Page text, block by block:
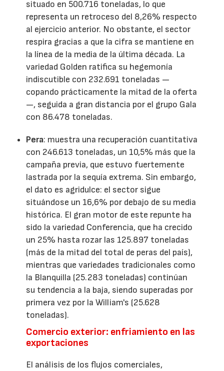
situado en 500.716 toneladas, lo que
representa un retroceso del 8,26% respecto
al ejercicio anterior. No obstante, el sector
respira gracias a que la cifra se mantiene en
la línea de la media de la última década. La
variedad Golden ratifica su hegemonía
indiscutible con 232.691 toneladas —
copando prácticamente la mitad de la oferta
—, seguida a gran distancia por el grupo Gala
con 86.478 toneladas.
Pera: muestra una recuperación cuantitativa
con 246.613 toneladas, un 10,5% más que la
campaña previa, que estuvo fuertemente
lastrada por la sequía extrema. Sin embargo,
el dato es agridulce: el sector sigue
situándose un 16,6% por debajo de su media
histórica. El gran motor de este repunte ha
sido la variedad Conferencia, que ha crecido
un 25% hasta rozar las 125.897 toneladas
(más de la mitad del total de peras del país),
mientras que variedades tradicionales como
la Blanquilla (25.283 toneladas) continúan
su tendencia a la baja, siendo superadas por
primera vez por la William's (25.628
toneladas).
Comercio exterior: enfriamiento en las
exportaciones
El análisis de los flujos comerciales,